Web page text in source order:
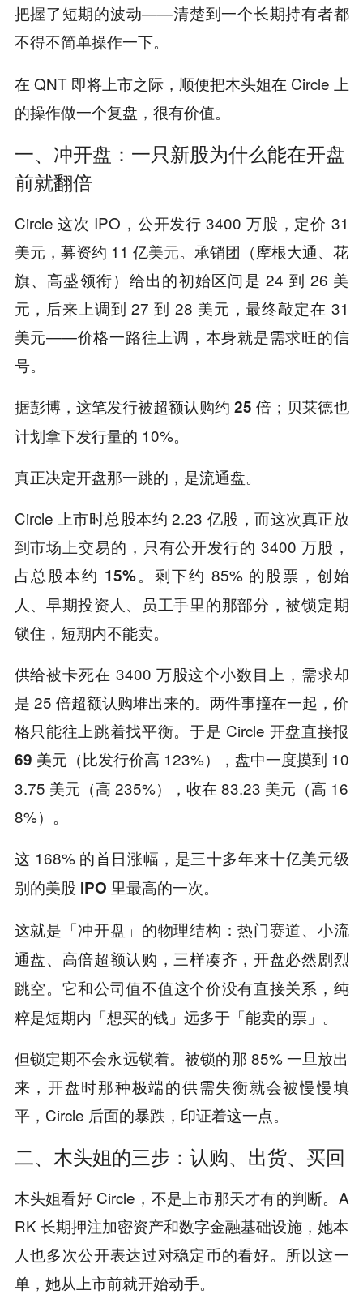
把握了短期的波动——清楚到一个长期持有者都
不得不简单操作一下。
在 QNT 即将上市之际，顺便把木头姐在 Circle 上
的操作做一个复盘，很有价值。
一、冲开盘：一只新股为什么能在开盘
前就翻倍
Circle 这次 IPO，公开发行 3400 万股，定价 31
美元，募资约 11 亿美元。承销团（摩根大通、花
旗、高盛领衔）给出的初始区间是 24 到 26 美
元，后来上调到 27 到 28 美元，最终敲定在 31
美元——价格一路往上调，本身就是需求旺的信
号。
据彭博，这笔发行被超额认购约 25 倍 ；贝莱德也
计划拿下发行量的 10%。
真正决定开盘那一跳的，是流通盘。
Circle 上市时总股本约 2.23 亿股，而这次真正放
到市场上交易的，只有公开发行的 3400 万股，
占总股本约 15%。剩下约 85% 的股票，创始
人、早期投资人、员工手里的那部分，被锁定期
锁住，短期内不能卖。
供给被卡死在 3400 万股这个小数目上，需求却
是 25 倍超额认购堆出来的。两件事撞在一起，价
格只能往上跳着找平衡。于是 Circle 开盘直接报
69 美元 （比发行价高 123%），盘中一度摸到 10
3.75 美元（高 235%），收在 83.23 美元（高 16
8%）。
这 168% 的首日涨幅， 是三十多年来十亿美元级
别的美股 IPO 里最高的一次。
这就是「冲开盘」的物理结构：热门赛道、小流
通盘、高倍超额认购，三样凑齐，开盘必然剧烈
跳空。它和公司值不值这个价没有直接关系，纯
粹是短期内「想买的钱」远多于「能卖的票」。
但锁定期不会永远锁着。被锁的那 85% 一旦放出
来，开盘时那种极端的供需失衡就会被慢慢填
平，Circle 后面的暴跌，印证着这一点。
二、木头姐的三步：认购、出货、买回
木头姐看好 Circle，不是上市那天才有的判断。A
RK 长期押注加密资产和数字金融基础设施，她本
人也多次公开表达过对稳定币的看好。所以这一
单，她从上市前就开始动手。